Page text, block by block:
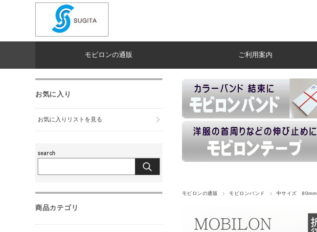
モビロンの通販 ご利用案内
モビロンの通販 モビロンバンド 中サイズ 80mm
お気に入り
お気に入りリストを見る
商品カテゴリ